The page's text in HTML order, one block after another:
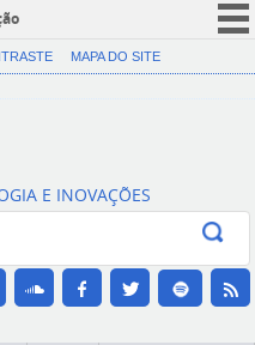
CORONAVÍRUS (COVID-19)
Canais
MAPA DO SITE
E INOVAÇÕES